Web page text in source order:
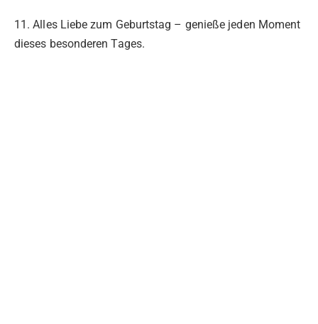
11. Alles Liebe zum Geburtstag – genieße jeden Moment
dieses besonderen Tages.